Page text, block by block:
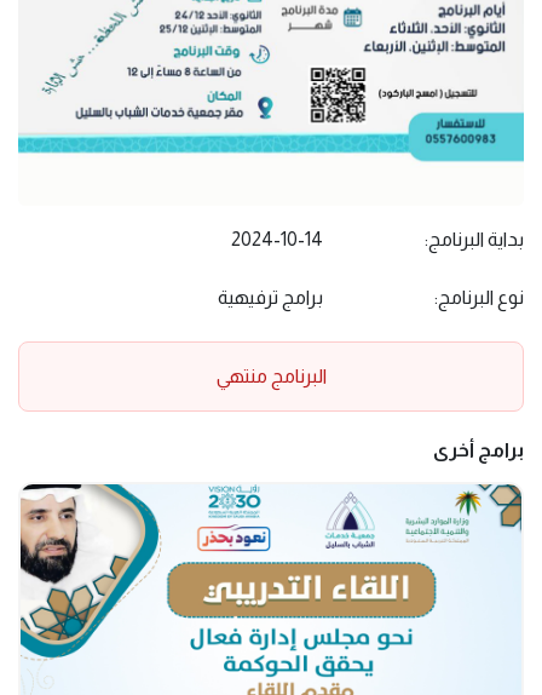
بداية البرنامج: 2024-10-14
نوع البرنامج: برامج ترفيهية
البرنامج منتهي
برامج أخرى